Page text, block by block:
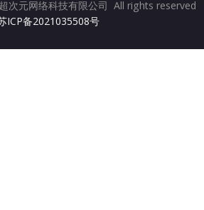
次元网络科技有限公司 All rights reserved
ICP备2021035508号